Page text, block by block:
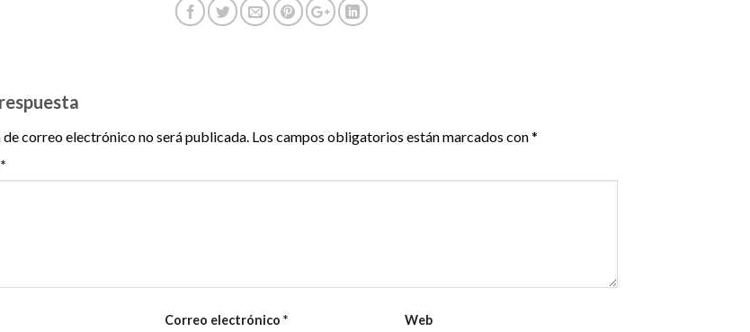
correo electrónico no será publicada. Los campos obligatorios están marcados con*
*
Correo electrónico * Web